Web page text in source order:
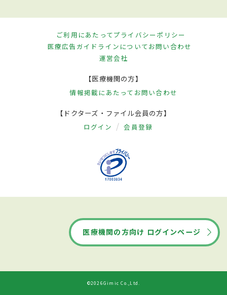
ご利用にあたってプライバシーポリシー
医療広告ガイドラインについてお問い合わせ
運営会社
【医療機関の方】
情報掲載にあたって お問い合わせ
【ドクターズ・ファイル会員の方】
ログイン 会員登録
医療機関の方向け ログインページ
©2026Gimic Co.,Ltd.